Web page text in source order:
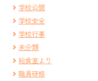
学校公開
学校安全
学校行事
未分類
給食室より
職員研修